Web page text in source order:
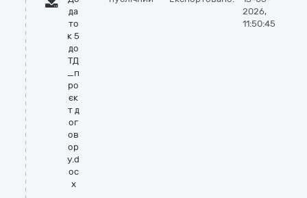
да
то
к 5
до
ТД
_п
ро
єк
т д
ог
ов
ор
у.d
oc
x
2026,
11:50:45